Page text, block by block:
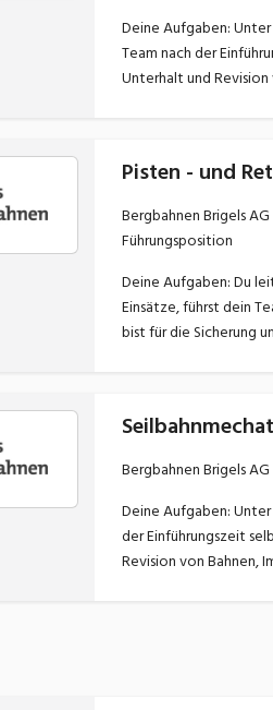
Deine Aufgaben:
Team nach der
Unterhalt und
Pisten - und
Bergbahnen Brigels AG
Führungsposition
Deine Aufgaben: Du
Einsätze, führst dein
bist für die Sicherung
Bergbahnen Brigels AG
Deine Aufgaben:
der Einführungszeit
Revision von Bahnen,